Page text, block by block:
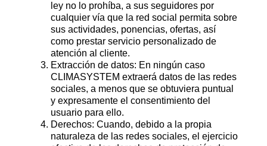
ley no lo prohíba, a sus seguidores por
cualquier vía que la red social permita sobre
sus actividades, ponencias, ofertas, así
como prestar servicio personalizado de
atención al cliente.
Extracción de datos: En ningún caso
CLIMASYSTEM extraerá datos de las redes
sociales, a menos que se obtuviera puntual
y expresamente el consentimiento del
usuario para ello.
Derechos: Cuando, debido a la propia
naturaleza de las redes sociales, el ejercicio